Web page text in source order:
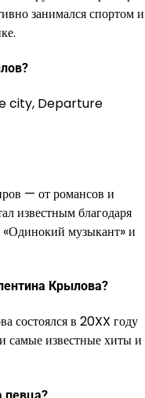
занимался спортом и
city, Departure
— от романсов и
известным благодаря
«Одинокий музыкант» и
Крылова?
состоялся в 20XX году
самые известные хиты и
певца?